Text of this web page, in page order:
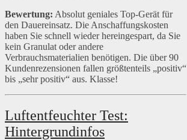
Bewertung: Absolut geniales Top-Gerät für
den Dauereinsatz. Die Anschaffungskosten
haben Sie schnell wieder hereingespart, da Sie
kein Granulat oder andere
Verbrauchsmaterialien benötigen. Die über 90
Kundenrezensionen fallen größtenteils „positiv“
bis „sehr positiv“ aus. Klasse!
Luftentfeuchter Test:
Hintergrundinfos